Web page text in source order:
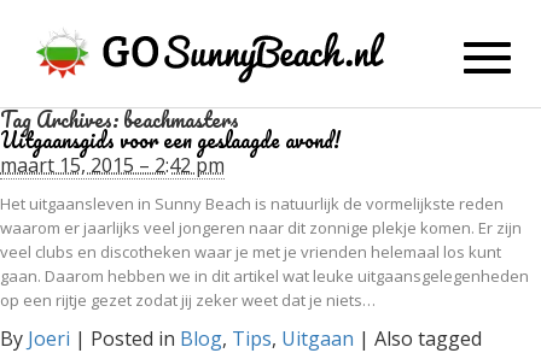
Tag Archives:beachmasters
Uitgaansgids voor een geslaagde avond!
maart 15, 2015 – 2:42 pm
Het uitgaansleven in Sunny Beach is natuurlijk de vormelijkste reden
waarom er jaarlijks veel jongeren naar dit zonnige plekje komen. Er zijn
veel clubs en discotheken waar je met je vrienden helemaal los kunt
gaan. Daarom hebben we in dit artikel wat leuke uitgaansgelegenheden
op een rijtje gezet zodat jij zeker weet dat je niets…
By Joeri | Posted in Blog, Tips, Uitgaan | Also tagged